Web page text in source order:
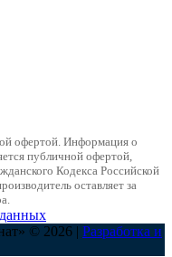
офертой. Информация о
публичной офертой,
Кодекса Российской
оставляет за
© 2026 | Разработка и